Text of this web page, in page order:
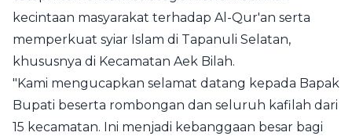
kecintaan masyarakat terhadap Al-Qur'an serta
memperkuat syiar Islam di Tapanuli Selatan,
khususnya di Kecamatan Aek Bilah.
"Kami mengucapkan selamat datang kepada Bapak
Bupati beserta rombongan dan seluruh kafilah dari
15 kecamatan. Ini menjadi kebanggaan besar bagi